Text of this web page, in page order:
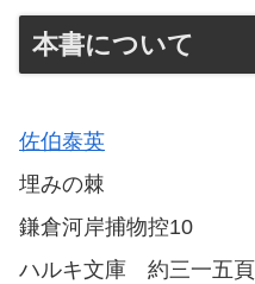
本書について
佐伯泰英
埋みの棘
鎌倉河岸捕物控10
ハルキ文庫 約三一五頁